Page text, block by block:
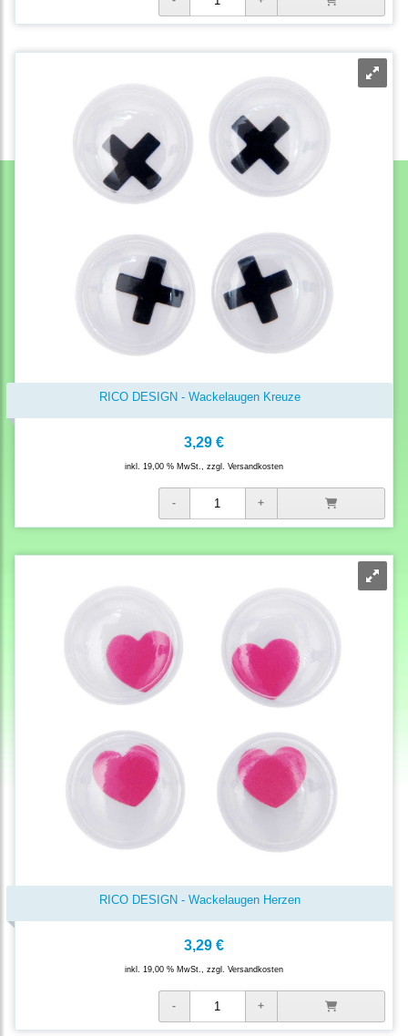
RICO DESIGN - Wackelaugen Kreuze
3,29 €
inkl. 19,00 % MwSt., zzgl. Versandkosten
RICO DESIGN - Wackelaugen Herzen
3,29 €
inkl. 19,00 % MwSt., zzgl. Versandkosten